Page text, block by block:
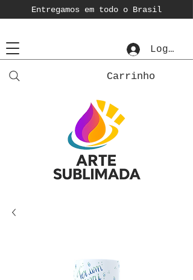
Entregamos em todo o Brasil
Login
Carrinho